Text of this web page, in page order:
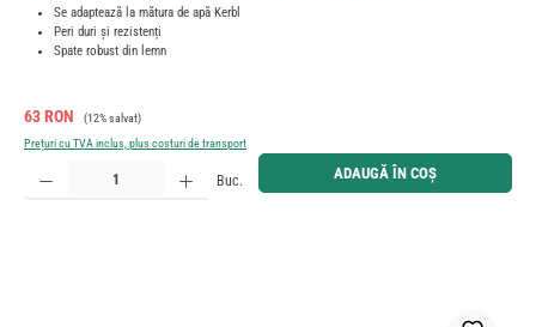
Se adaptează la mătura de apă Kerbl
Peri duri și rezistenți
Spate robust din lemn
Preț de vânzare:
63 RON Preț obișnuit:
(12% salvat)
Prețuri cu TVA inclus, plus costuri de transport
Cantitate produs: Introduceți cantitatea dorită sau utilizați butoanele pentru a mări sau micșora
Buc. ADAUGĂ ÎN COȘ